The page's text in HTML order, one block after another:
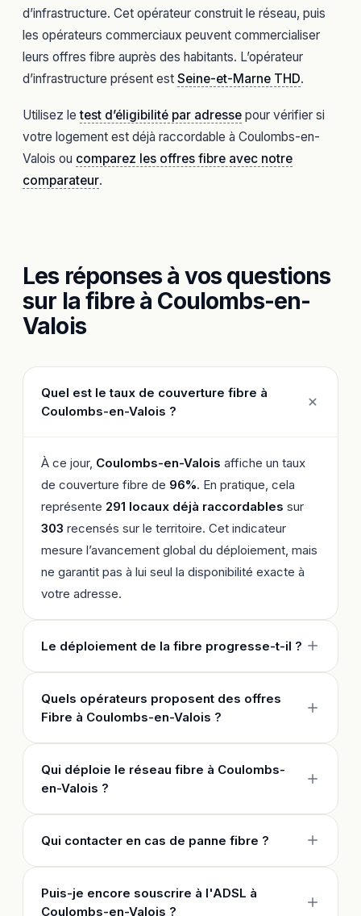
d’infrastructure. Cet opérateur construit le réseau, puis
les opérateurs commerciaux peuvent commercialiser
leurs offres fibre auprès des habitants. L’opérateur
d’infrastructure présent est Seine-et-Marne THD.
Utilisez letest d’éligibilité par adresse pour vérifier si
votre logement est déjà raccordable à Coulombs-en-
Valois ou comparez les offres fibre avec notre
comparateur.
Les réponses à vos questions
sur la fibre à Coulombs-en-
Valois
Quel est le taux de couverture fibre à
Coulombs-en-Valois ?
À ce jour, Coulombs-en-Valois affiche un taux
de couverture fibre de 96%. En pratique, cela
représente 291 locaux déjà raccordables sur
303 recensés sur le territoire. Cet indicateur
mesure l’avancement global du déploiement, mais
ne garantit pas à lui seul la disponibilité exacte à
votre adresse.
Le déploiement de la fibre progresse-t-il ?
Quels opérateurs proposent des offres
Fibre à Coulombs-en-Valois ?
Qui déploie le réseau fibre à Coulombs-
en-Valois ?
Qui contacter en cas de panne fibre ?
Puis-je encore souscrire à l'ADSL à
Coulombs-en-Valois ?